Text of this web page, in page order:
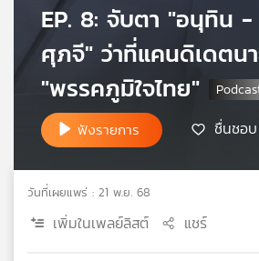
วิทยุ
ไทย
แผนที่
วิทยุ
เครือ
EP. 8: จับตา "อนุทิน
ศุภจี" ว่าที่แคนดิเดตน
"พรรคภูมิใจไทย"
ฟังรายการ ชื่นชอบ
วันที่เผยแพร่ : 21 พ.ย. 68
เพิ่มในเพลย์ลิสต์ แชร์